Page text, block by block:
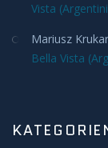
Vista
Mariusz Krukar
Bella Vista